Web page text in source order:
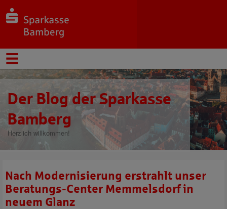
Der Blog der Sparkasse
Bamberg
Herzlich willkommen!
Nach Modernisierung erstrahlt unser
Beratungs-Center Memmelsdorf in
neuem Glanz